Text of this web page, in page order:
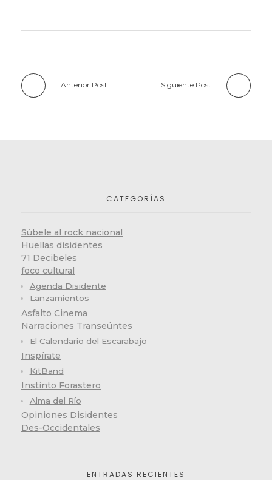
Anterior Post Siguiente Post
CATEGORÍAS
Súbele al rock nacional
Huellas disidentes
71 Decibeles
foco cultural
Agenda Disidente
Lanzamientos
Asfalto Cinema
Narraciones Transeúntes
El Calendario del Escarabajo
Inspírate
KitBand
Instinto Forastero
Alma del Río
Opiniones Disidentes
Des-Occidentales
ENTRADAS RECIENTES